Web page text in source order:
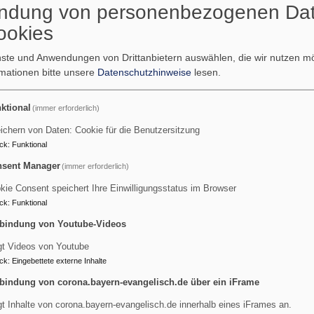
Horizont betrachtet - ist die Abwesenheit von jedweder
gegenüber einer Situation.
von Angst.
Lebensumständen, die absolut unausweichlich sind, wo jeder
kein Entrinnen mehr gibt, z. B. in der momentanen
politisch verordnete, einzig möglich scheinende Reaktion
die uns bedrohen oder zu bedrohen
macht, irgendwie zu reagieren: mit geschäftigem Tun, mit
begleitet von einem ständigen inneren Gedankenkreisen
ich es wieder und wieder erleben können, wie Angehörige
des Todes aufgelehnt haben. Mein Vorschlag in solchen
Sie einmal, das, was Ihnen jetzt in Gestalt des
ohne damit irgendetwas zu „machen“ - sei es in
es schwer ist, - es ist möglich. Jeder, der sich auf meinen
mir hinterher bestätigt: Sobald ich einfach nur sehe, was ist,
von personenbezogenen
und Anwendungen von Drittanbietern auswählen, die wir nutzen
bitte unsere Datenschutzhinweise lesen.
(immer erforderlich)
von Daten: Cookie für die Benutzersitzung
: Funktional
Manager(immer erforderlich)
Consent speichert Ihre Einwilligungsstatus im Browser
: Funktional
von Youtube-Videos
Videos von Youtube
: Eingebettete externe Inhalte
von corona.bayern-evangelisch.de über ein iFrame
Inhalte von corona.bayern-evangelisch.de innerhalb eines iFrames an.